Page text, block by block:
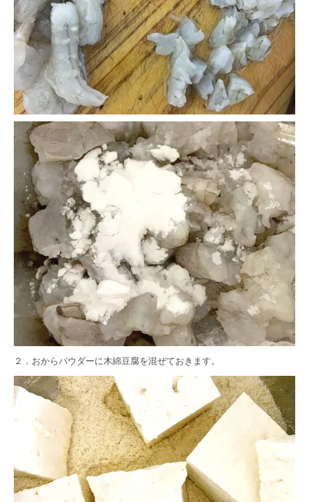
２．おからパウダーに木綿豆腐を混ぜておきます。